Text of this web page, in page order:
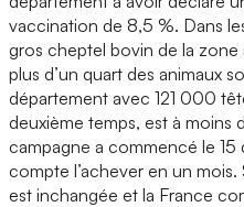
vaccination de 8,5 %. Dans
gros cheptel bovin de la
plus d’un quart des animaux
département avec 121 000
deuxième temps, est à moins
campagne a commencé le
compte l’achever en un mois.
est inchangée et la France